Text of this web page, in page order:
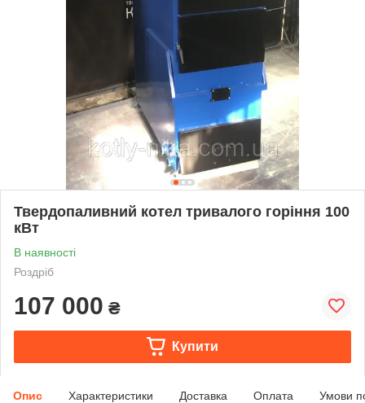
Твердопаливний котел тривалого горіння 100
кВт
В наявності
Роздріб
107 000 ₴
Купити
Опис Характеристики Доставка Оплата Умови